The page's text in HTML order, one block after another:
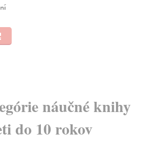
náučné knihy
do 10 rokov